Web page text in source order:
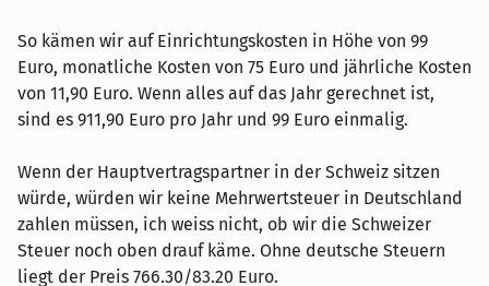
So kämen wir auf Einrichtungskosten in Höhe von 99
Euro, monatliche Kosten von 75 Euro und jährliche Kosten
von 11,90 Euro. Wenn alles auf das Jahr gerechnet ist,
sind es 911,90 Euro pro Jahr und 99 Euro einmalig.
Wenn der Hauptvertragspartner in der Schweiz sitzen
würde, würden wir keine Mehrwertsteuer in Deutschland
zahlen müssen, ich weiss nicht, ob wir die Schweizer
Steuer noch oben drauf käme. Ohne deutsche Steuern
liegt der Preis 766.30/83.20 Euro.